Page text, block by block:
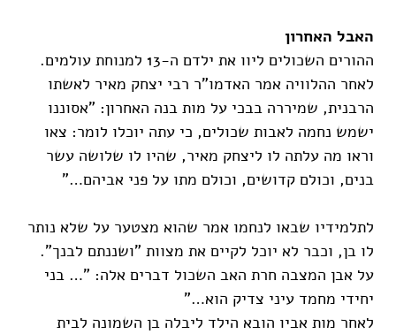
האבל האחרון
ההורים השכולים ליוו את ילדם ה-13 למנוחת עולמים.
לאחר ההלוויה אמר האדמו"ר רבי יצחק מאיר לאשתו
הרבנית, שמיררה בבכי על מות בנה האחרון: "אסוננו
ישמש נחמה לאבות שכולים, כי עתה יוכלו לומר: צאו
וראו מה עלתה לו ליצחק מאיר, שהיו לו שלושה עשר
בנים, וכולם קדושים, וכולם מתו על פני אביהם…"
לתלמידיו שבאו לנחמו אמר שהוא מצטער על שלא נותר
לו בן, וכבר לא יוכל לקיים את מצוות "ושננתם לבנך".
על אבן המצבה חרת האב השכול דברים אלה: "… בני
יחידי מחמד עיני צדיק הוא…"
לאחר מות אביו הובא הילד ליבלה בן השמונה לבית